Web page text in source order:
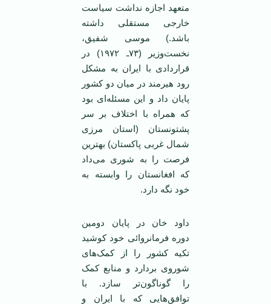
متعهد اجازه نداشت سیاست
خارجی مستقلی داشته
باشد.) موسی شفیق،
نخست‌وزیر (٧٣ـ ١٩٧٢) در
قراردادی با ایران به مشکل
رود هیرمند در میان دو کشور
پایان داد و این مسئله‌ای بود
که همراه با اختلاف بر سر
پشتونستان (استان مرزی
شمال غربی پاکستان) بهترین
فرصت را به شوری می‌داد
که افغانستان را وابسته به
خود نگه دارد.
داود خان در پایان دومین
دوره فرمانروائی خود کوشید
تکیه کشور را از کمک‌های
شوروی بردارد و منابع کمک
را گوناگون‌تر سازد. با
توافق‌هایی که با ایران و